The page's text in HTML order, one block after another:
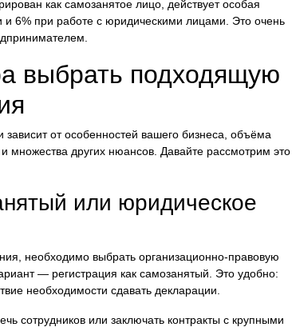
как самозанятое лицо, действует особая
6% при работе с юридическими лицами. Это очень
выбрать подходящую
от особенностей вашего бизнеса, объёма
множества других нюансов. Давайте рассмотрим это
или юридическое
необходимо выбрать организационно-правовую
— регистрация как самозанятый. Это удобно:
необходимости сдавать декларации.
сотрудников или заключать контракты с крупными